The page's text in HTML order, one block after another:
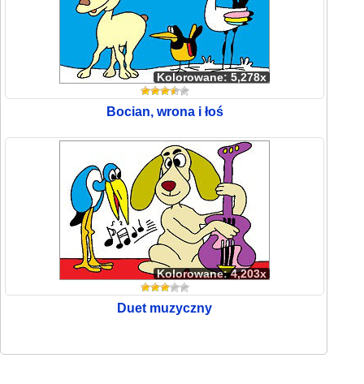
Kolorowane: 5,278x
Bocian, wrona i łoś
Kolorowane: 4,203x
Duet muzyczny